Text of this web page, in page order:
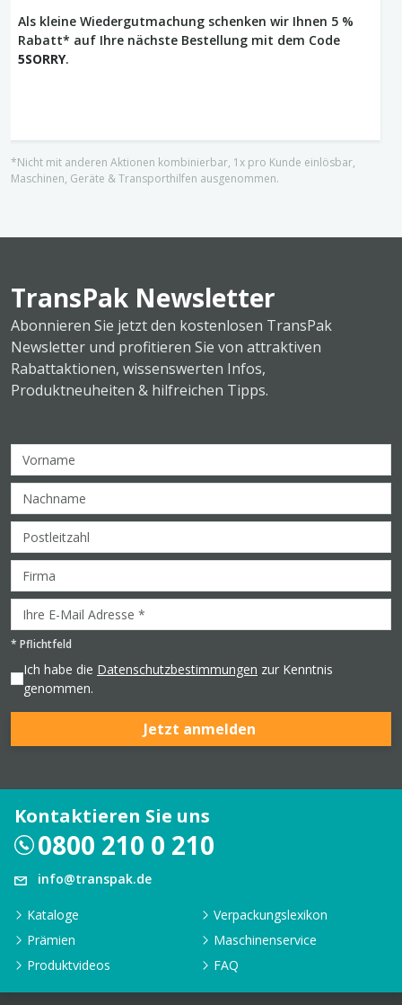
Als kleine Wiedergutmachung schenken wir Ihnen 5 %
Rabatt* auf Ihre nächste Bestellung mit dem Code
5SORRY.
*Nicht mit anderen Aktionen kombinierbar, 1x pro Kunde einlösbar,
Maschinen, Geräte & Transporthilfen ausgenommen.
TransPak Newsletter
Abonnieren Sie jetzt den kostenlosen TransPak
Newsletter und profitieren Sie von attraktiven
Rabattaktionen, wissenswerten Infos,
Produktneuheiten & hilfreichen Tipps.
* Pflichtfeld
Ich habe die Datenschutzbestimmungen zur Kenntnis
genommen.
Jetzt anmelden
Kontaktieren Sie uns
0800 210 0 210
info@transpak.de
Kataloge
Verpackungslexikon
Prämien
Maschinenservice
Produktvideos
FAQ